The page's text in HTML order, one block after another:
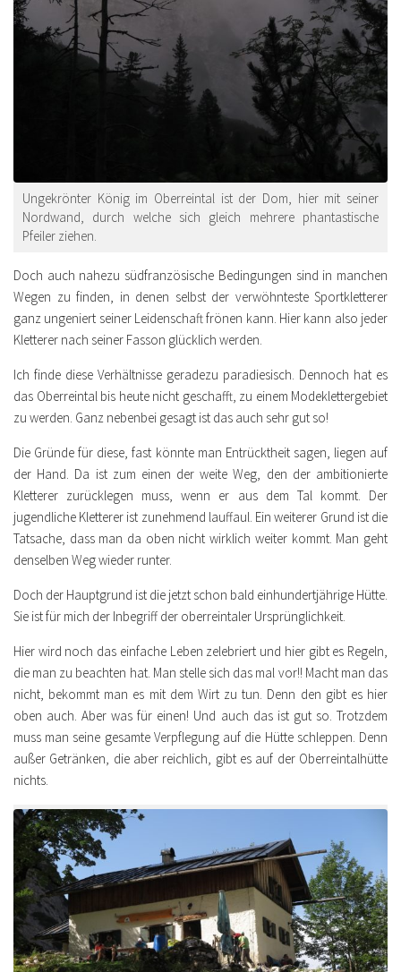
Ungekrönter König im Oberreintal ist der Dom, hier mit seiner
Nordwand, durch welche sich gleich mehrere phantastische
Pfeiler ziehen.
Doch auch nahezu südfranzösische Bedingungen sind in manchen
Wegen zu finden, in denen selbst der verwöhnteste Sportkletterer
ganz ungeniert seiner Leidenschaft frönen kann. Hier kann also jeder
Kletterer nach seiner Fasson glücklich werden.
Ich finde diese Verhältnisse geradezu paradiesisch. Dennoch hat es
das Oberreintal bis heute nicht geschafft, zu einem Modeklettergebiet
zu werden. Ganz nebenbei gesagt ist das auch sehr gut so!
Die Gründe für diese, fast könnte man Entrücktheit sagen, liegen auf
der Hand. Da ist zum einen der weite Weg, den der ambitionierte
Kletterer zurücklegen muss, wenn er aus dem Tal kommt. Der
jugendliche Kletterer ist zunehmend lauffaul. Ein weiterer Grund ist die
Tatsache, dass man da oben nicht wirklich weiter kommt. Man geht
denselben Weg wieder runter.
Doch der Hauptgrund ist die jetzt schon bald einhundertjährige Hütte.
Sie ist für mich der Inbegriff der oberreintaler Ursprünglichkeit.
Hier wird noch das einfache Leben zelebriert und hier gibt es Regeln,
die man zu beachten hat. Man stelle sich das mal vor!! Macht man das
nicht, bekommt man es mit dem Wirt zu tun. Denn den gibt es hier
oben auch. Aber was für einen! Und auch das ist gut so. Trotzdem
muss man seine gesamte Verpflegung auf die Hütte schleppen. Denn
außer Getränken, die aber reichlich, gibt es auf der Oberreintalhütte
nichts.